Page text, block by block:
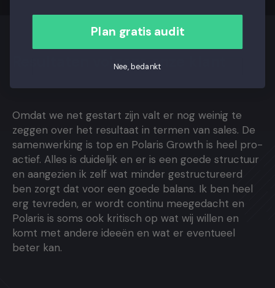
Resultaten volgens onze klant
Omdat we net gestart zijn valt er nog weinig te
zeggen over het resultaat in termen van sales. De
samenwerking is top en Polaris Growth is heel pro-
actief. Alles is duidelijk en er is een goede structuur
en aangezien ik zelf wat minder gestructureerd
ben zorgt dat voor een goede balans. Ik ben heel
erg tevreden, er wordt continu meegedacht en
Polaris is soms ook kritisch op wat wij willen en
komt met andere ideeën en wat er eventueel
beter kan.
Plan gratis audit
Nee, bedankt